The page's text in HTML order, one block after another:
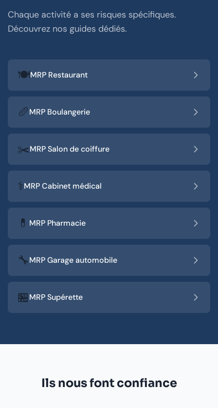
Chaque activité a ses risques spécifiques.
Découvrez nos guides dédiés.
🍽️MRP Restaurant
🥖MRP Boulangerie
✂️MRP Salon de coiffure
⚕️MRP Cabinet médical
💊 MRP Pharmacie
🔧MRP Garage automobile
🏪MRP Supérette
Ils nous font confiance